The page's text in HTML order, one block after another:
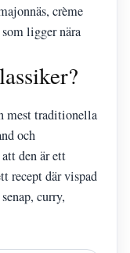
crème
ligger nära
mest traditionella
och
den är ett
recept där vispad
curry,